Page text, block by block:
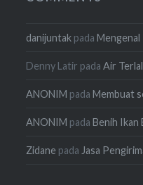
danijuntak padaMengenal
Denny Latir padaAir
ANONIM padaMembuat
ANONIM padaBenih Ikan
Zidane pada Jasa